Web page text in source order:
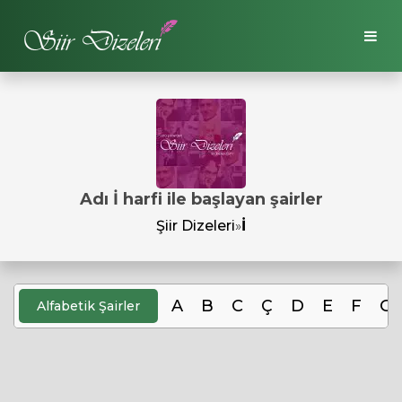
Adı İ harfi ile başlayan şairler
Şiir Dizeleri»İ
Alfabetik Şairler A B C Ç D E F G